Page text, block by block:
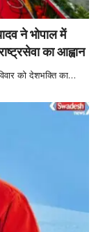
ने भोपाल में
का आह्वान
को देशभक्ति का…